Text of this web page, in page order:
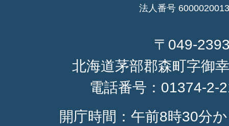
法人番号
〒049-
北海道茅部郡森町字御
電話番号： 01374-2-
開庁時間：午前8時30分